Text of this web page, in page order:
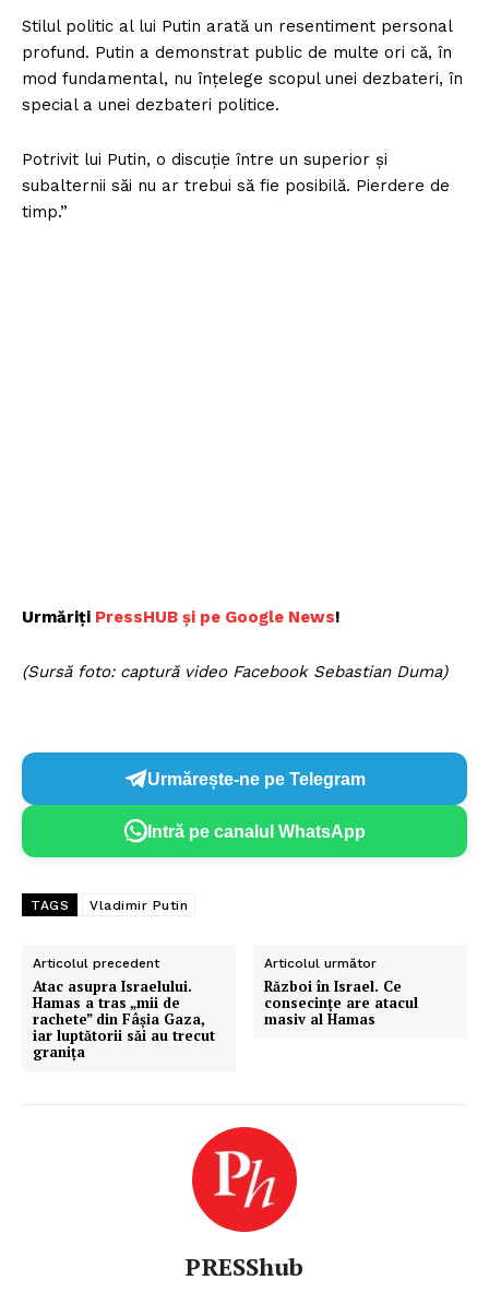
Stilul politic al lui Putin arată un resentiment personal
profund. Putin a demonstrat public de multe ori că, în
mod fundamental, nu înțelege scopul unei dezbateri, în
special a unei dezbateri politice.
Potrivit lui Putin, o discuție între un superior și
subalternii săi nu ar trebui să fie posibilă. Pierdere de
timp.”
Urmăriți PressHUB și pe Google News!
(Sursă foto: captură video Facebook Sebastian Duma)
Urmărește-ne pe Telegram
Intră pe canalul WhatsApp
TAGS Vladimir Putin
Articolul precedent
Atac asupra Israelului.
Hamas a tras „mii de
rachete” din Fâșia Gaza,
iar luptătorii săi au trecut
granița
Articolul următor
Război în Israel. Ce
consecințe are atacul
masiv al Hamas
PRESShub